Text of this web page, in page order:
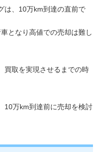
は、10万km到達の直前で
となり高値での売却は難し
買取を実現させるまでの時
10万km到達前に売却を検討